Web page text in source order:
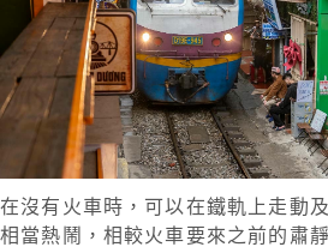
在沒有火車時，可以在鐵軌上走動
相當熱鬧，相較火車要來之前的肅